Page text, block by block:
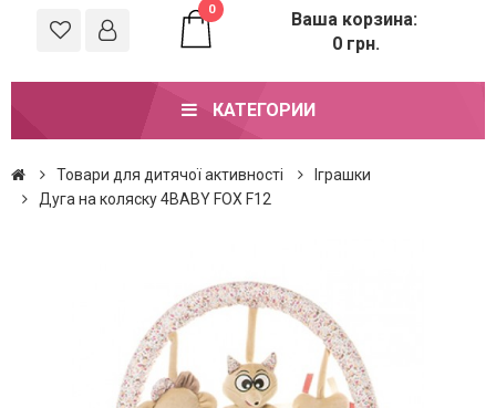
0
Ваша корзина:
0 грн.
КАТЕГОРИИ
Товари для дитячої активності
Іграшки
Дуга на коляску 4BABY FOX F12